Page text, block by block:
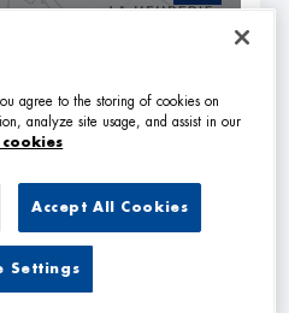
Leaflet
ITINÉRAIRE
agree to the storing of cookies on
analyze site usage, and assist in our
Accept All Cookies
Settings